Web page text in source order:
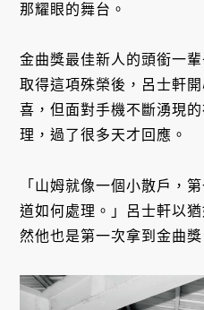
那耀眼的舞台。
金曲獎最佳新人的頭銜一
取得這項殊榮後，呂士軒
喜，但面對手機不斷湧現
理，過了很多天才回應。
「山姆就像一個小散戶，
道如何處理。」呂士軒以
然他也是第一次拿到金曲獎